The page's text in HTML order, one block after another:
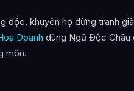
độc, khuyên họ đừng tranh
Doanh dùng Ngũ Độc Châu
môn.